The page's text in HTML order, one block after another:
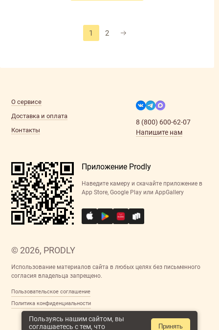
Пользуясь нашим сайтом, вы
соглашаетесь с тем, что
Принять
1 2
© 2026, PRODLY
Использование материалов сайта в любых целях без письменного
согласия владельца запрещено.
Пользовательское соглашение
Политика конфиденциальности
О сервисе
Доставка и оплата
Контакты
8 (800) 600-62-07
Напишите нам
Приложение Prodly
Наведите камеру и скачайте приложение в
App Store, Google Play или AppGallery